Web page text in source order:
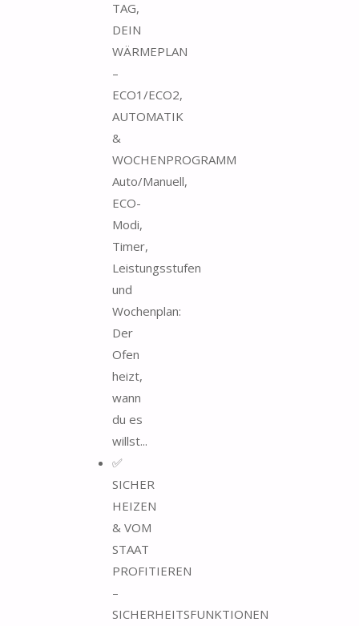
TAG,
DEIN
WÄRMEPLAN
–
ECO1/ECO2,
AUTOMATIK
&
WOCHENPROGRAMM
Auto/Manuell,
ECO-
Modi,
Timer,
Leistungsstufen
und
Wochenplan:
Der
Ofen
heizt,
wann
du es
willst...
✅
SICHER
HEIZEN
& VOM
STAAT
PROFITIEREN
–
SICHERHEITSFUNKTIONEN